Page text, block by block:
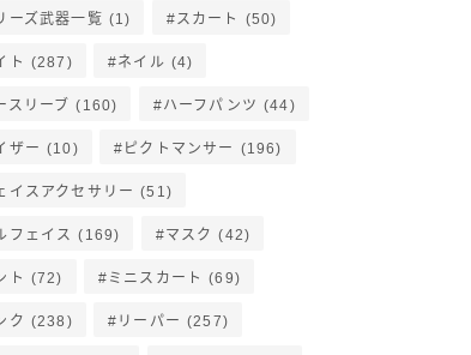
ーズ武器一覧 (1) スカート (50)
ト (287) ネイル (4)
スリーブ (160) ハーフパンツ (44)
ザー (10) ピクトマンサー (196)
イスアクセサリー (51)
フェイス (169) マスク (42)
ト (72) ミニスカート (69)
ク (238) リーパー (257)